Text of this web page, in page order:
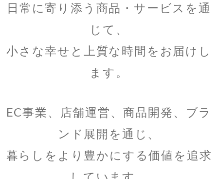
日常に寄り添う商品・サービスを通
じて、
小さな幸せと上質な時間をお届けし
ます。
EC事業、店舗運営、商品開発、ブラ
ンド展開を通じ、
暮らしをより豊かにする価値を追求